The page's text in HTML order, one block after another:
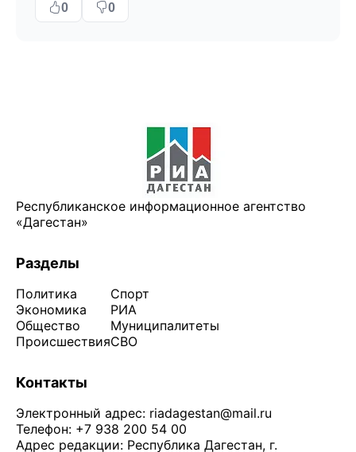
0 0
Республиканское информационное агентство
«Дагестан»
Разделы
Политика
Экономика
Общество
Происшествия
Спорт
РИА
Муниципалитеты
СВО
Контакты
Электронный адрес: riadagestan@mail.ru
Телефон: +7 938 200 54 00
Адрес редакции: Республика Дагестан, г.